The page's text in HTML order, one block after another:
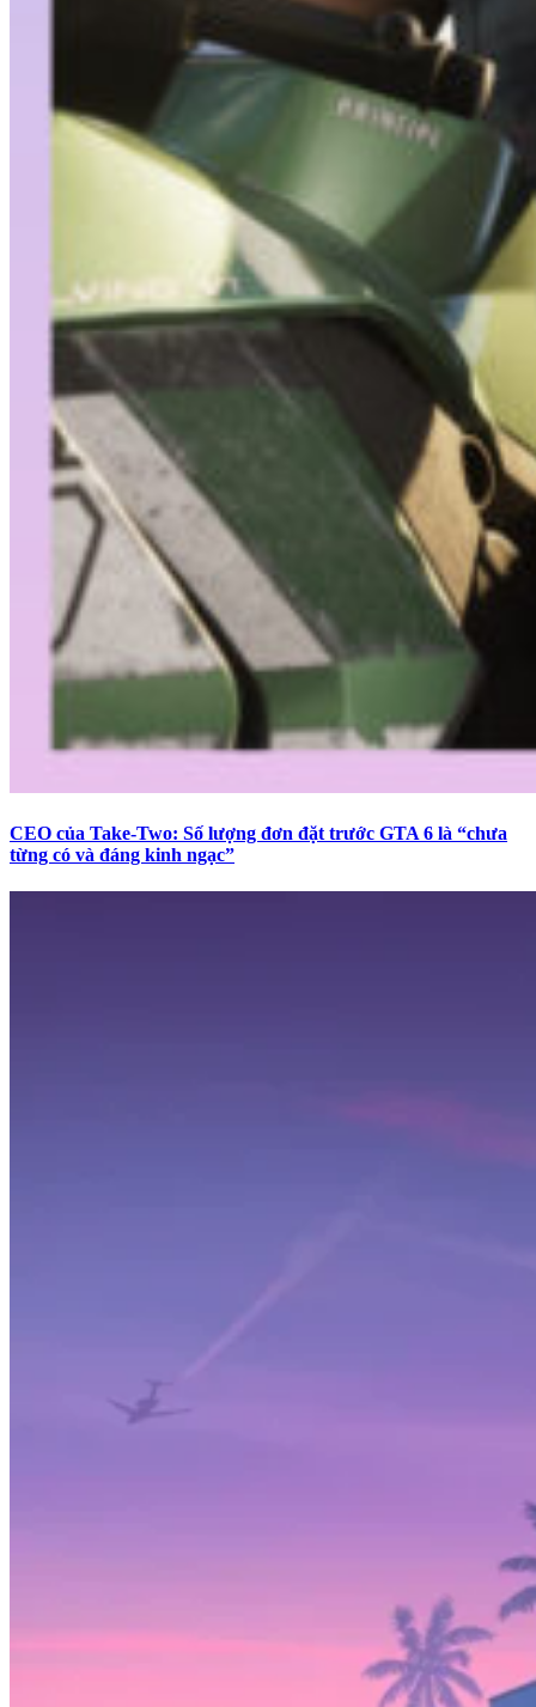
CEO của Take-Two: Số lượng đơn đặt trước GTA 6 là “chưa
từng có và đáng kinh ngạc”